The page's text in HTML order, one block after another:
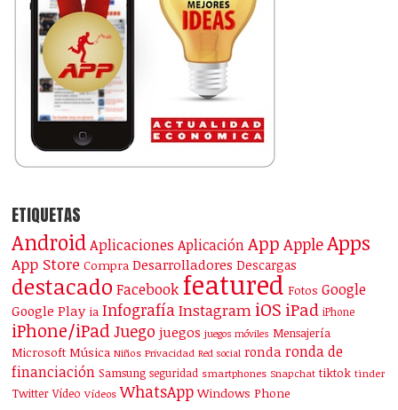
ETIQUETAS
Android Aplicaciones Aplicación App AppleApps
App Store Compra Desarrolladores Descargas
destacado Facebook featured Fotos Google
Google Play ia InfografíaInstagram iOS iPad iPhone
iPhone/iPad Juego juegos juegos móviles Mensajería
Microsoft Música Niños Privacidad Red social ronda ronda de
financiación Samsung seguridad smartphones Snapchat tiktok tinder
Twitter Vídeo Vídeos WhatsApp Windows Phone